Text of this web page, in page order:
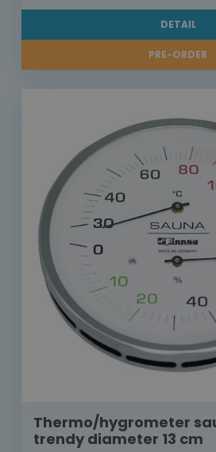
DETAIL
PRE-ORDER
Thermo/hygrometer
trendy diameter 13 cm